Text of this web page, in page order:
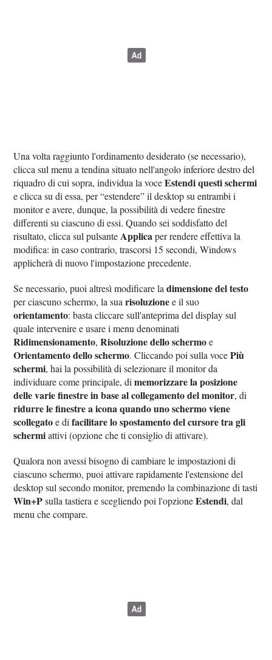
Una volta raggiunto l'ordinamento desiderato (se necessario),
clicca sul menu a tendina situato nell'angolo inferiore destro del
riquadro di cui sopra, individua la voceEstendi questi schermi
e clicca su di essa, per “estendere” il desktop su entrambi i
monitor e avere, dunque, la possibilità di vedere finestre
differenti su ciascuno di essi. Quando sei soddisfatto del
risultato, clicca sul pulsante Applicaper rendere effettiva la
modifica: in caso contrario, trascorsi 15 secondi, Windows
applicherà di nuovo l'impostazione precedente.
Se necessario, puoi altresì modificare ladimensione del testo
per ciascuno schermo, la suarisoluzionee il suo
orientamento: basta cliccare sull'anteprima del display sul
quale intervenire e usare i menu denominati
Ridimensionamento,Risoluzione dello schermoe
Orientamento dello schermo. Cliccando poi sulla vocePiù
schermi, hai la possibilità di selezionare il monitor da
individuare come principale, dimemorizzare la posizione
delle varie finestre in base al collegamento del monitor, di
ridurre le finestre a icona quando uno schermo viene
scollegatoe difacilitare lo spostamento del cursore tra gli
schermiattivi (opzione che ti consiglio di attivare).
Qualora non avessi bisogno di cambiare le impostazioni di
ciascuno schermo, puoi attivare rapidamente l'estensione del
desktop sul secondo monitor, premendo la combinazione di tasti
Win+Psulla tastiera e scegliendo poi l'opzioneEstendi, dal
menu che compare.